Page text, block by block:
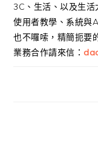
3C、生活、以及生
使用者教學、系統與
也不囉嗦，精簡扼要
業務合作請來信：